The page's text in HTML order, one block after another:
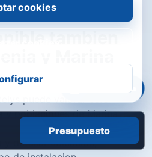
tambien
y Marina
puede valorar este
y poblaciones de Marina
contactar con la
y detallar ubicacion,
Área privada
cookies
Presupuesto